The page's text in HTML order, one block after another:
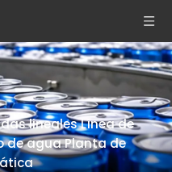
lineales Línea de
de agua Planta de